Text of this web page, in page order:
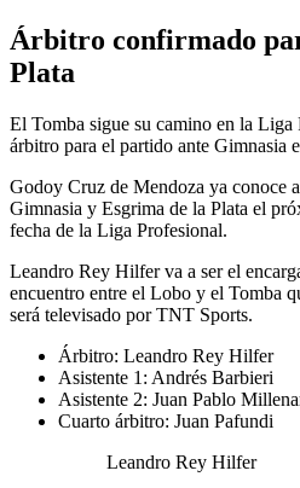
Árbitro confirmado
Plata
El Tomba sigue su camino en la Liga
árbitro para el partido ante Gimnasia
Godoy Cruz de Mendoza ya conoce
Gimnasia y Esgrima de la Plata el
fecha de la Liga Profesional.
Leandro Rey Hilfer va a ser el
encuentro entre el Lobo y el Tomba
será televisado por TNT Sports.
Árbitro: Leandro Rey Hilfer
Asistente 1: Andrés Barbieri
Asistente 2: Juan Pablo
Cuarto árbitro: Juan Pafundi
Leandro Rey Hilfer